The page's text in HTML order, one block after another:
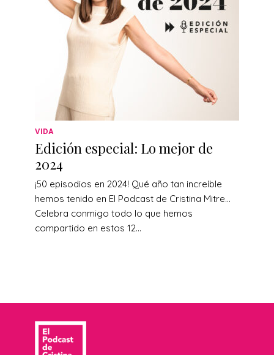
VIDA
Edición especial: Lo mejor de
2024
¡50 episodios en 2024! Qué año tan increíble
hemos tenido en El Podcast de Cristina Mitre…
Celebra conmigo todo lo que hemos
compartido en estos 12...